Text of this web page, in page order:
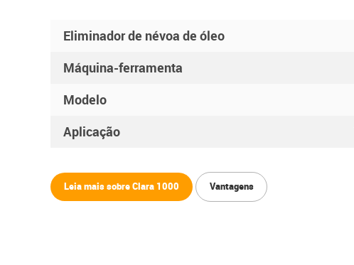
Eliminador de névoa de óleo
Máquina-ferramenta
Modelo
Aplicação
Leia mais sobre Clara 1000 Vantagens